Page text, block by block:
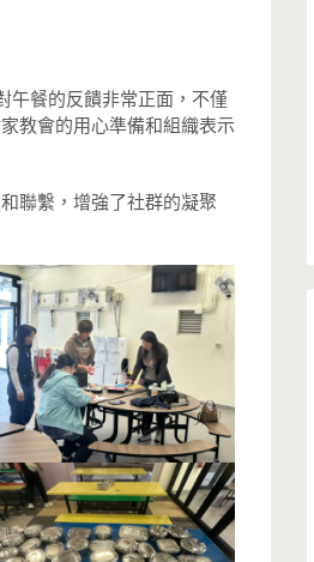
午餐的反饋非常正面，不僅
教會的用心準備和組織表示
聯繫，增強了社群的凝聚